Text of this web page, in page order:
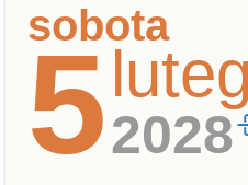
sobota
52028